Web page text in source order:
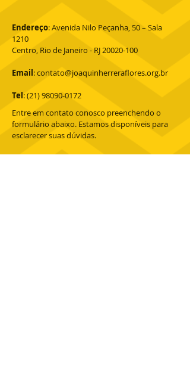
Endereço: Avenida Nilo Peçanha, 50 – Sala
1210
Centro, Rio de Janeiro - RJ 20020-100
Email:contato@joaquinherreraflores.org.br
Tel:(21) 98090-0172
Entre em contato conosco preenchendo o
formulário abaixo. Estamos disponíveis para
esclarecer suas dúvidas.